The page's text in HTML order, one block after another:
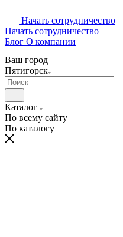
Начать сотрудничество
Начать сотрудничество
Блог О компании
Ваш город
Пятигорск
Каталог
По всему сайту
По каталогу